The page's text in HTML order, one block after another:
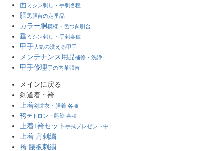
面 ミシン刺し・手刺各種
胴黒胴台の定番品
カラー胴模様・色つき胴台
垂 ミシン刺し・手刺各種
甲手 人気の洗える甲手
メンテナンス用品補修・洗浄
甲手修理手の内革張替
メインに戻る
剣道着・袴
上着剣道衣・胴着 各種
袴テトロン・藍染 各種
上着+袴セット 手拭プレゼント中！
上着 肩刺繍
袴 腰板刺繍